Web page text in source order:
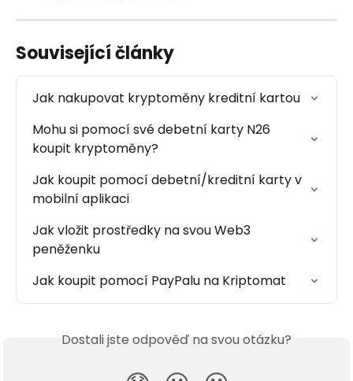
Související články
Jak nakupovat kryptoměny kreditní kartou
Mohu si pomocí své debetní karty N26
koupit kryptoměny?
Jak koupit pomocí debetní/kreditní karty v
mobilní aplikaci
Jak vložit prostředky na svou Web3
peněženku
Jak koupit pomocí PayPalu na Kriptomat
Dostali jste odpověď na svou otázku?